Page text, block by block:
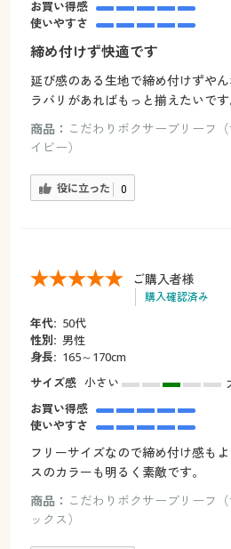
お買い得感
使いやすさ
締め付けず快適です
延び感のある生地で締め付けずや
ラバリがあればもっと揃えたいです
商品： こだわりボクサーブリーフ
イビー）
役に立った 0
ご購入者様
購入確認済み
年代: 50代
性別: 男性
身長: 165～170cm
サイズ感 小さい
お買い得感
使いやすさ
フリーサイズなので締め付け感も
スのカラーも明るく素敵です。
商品： こだわりボクサーブリーフ
ックス）